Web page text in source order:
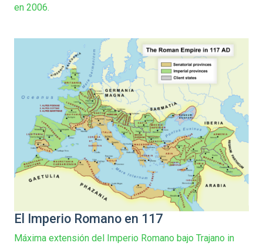
en 2006.
El Imperio Romano en 117
Máxima extensión del Imperio Romano bajo Trajano in